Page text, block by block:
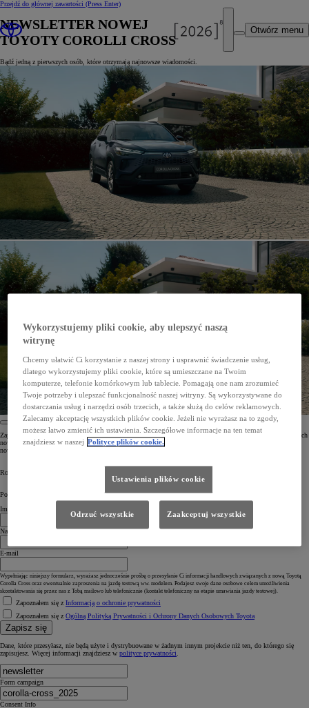
Przejdź do głównej zawartości (Press Enter)
Otwórz menu
NEWSLETTER NOWEJ
TOYOTY COROLLI CROSS
Bądź jedną z pierwszych osób, które otrzymają najnowsze wiadomości.
Zapisz się do newslettera, aby otrzymać dostęp do ekskluzywnych treści, w tym zapowiedzi i ofert dotyczących
nowej Toyoty Corolli Cross. Dołącz do wspólnej, ekscytującej podróży w przyszłość i nie przegap żadnej
nowości!
Rozpocznij ekscytującą podróż. Zapisz się do newslettera Toyoty już dziś.
Powiedz nam coś o sobie
Imię
Nazwisko
E-mail
Wypełniając niniejszy formularz, wyrażasz jednocześnie prośbę o przesyłanie Ci informacji handlowych związanych z nową Toyotą
Corolla Cross oraz ewentualnie zaproszenia na jazdę testową ww. modelem. Podajesz swoje dane osobowe celem umożliwienia
skontaktowania się przez nas z Tobą mailowo lub telefonicznie (kontakt telefoniczny na etapie umawiania jazdy testowej).
Zapoznałem się z Informacją o ochronie prywatności
Zapoznałem się z Ogólną Polityką Prywatności i Ochrony Danych Osobowych Toyota
Zapisz się
Dane, które przesyłasz, nie będą użyte i dystrybuowane w żadnym innym projekcie niż ten, do którego się
zapisujesz. Więcej informacji znajdziesz w polityce prywatności.
Form campaign
Consent Info
Wykorzystujemy pliki cookie, aby ulepszyć naszą
witrynę
Chcemy ułatwić Ci korzystanie z naszej strony i usprawnić świadczenie usług,
dlatego wykorzystujemy pliki cookie, które są umieszczane na Twoim
komputerze, telefonie komórkowym lub tablecie. Pomagają one nam zrozumieć
Twoje potrzeby i ulepszać funkcjonalność naszej witryny. Są wykorzystywane do
dostarczania usług i narzędzi osób trzecich, a także służą do celów reklamowych.
Zalecamy akceptację wszystkich plików cookie. Jeżeli nie wyrażasz na to zgody,
możesz łatwo zmienić ich ustawienia. Szczegółowe informacje na ten temat
znajdziesz w naszej Polityce plików cookie.
Ustawienia plików cookie
Odrzuć wszystkie Zaakceptuj wszystkie